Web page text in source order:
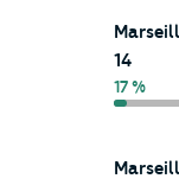
14
17 %